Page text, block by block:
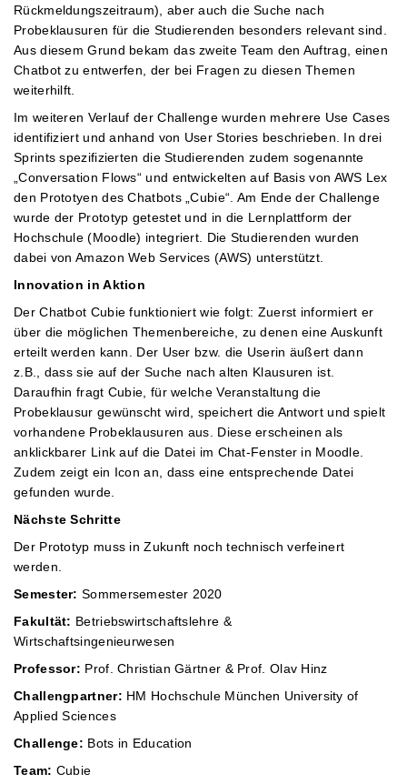
Rückmeldungszeitraum), aber auch die Suche nach
Probeklausuren für die Studierenden besonders relevant sind.
Aus diesem Grund bekam das zweite Team den Auftrag, einen
Chatbot zu entwerfen, der bei Fragen zu diesen Themen
weiterhilft.
Im weiteren Verlauf der Challenge wurden mehrere Use Cases
identifiziert und anhand von User Stories beschrieben. In drei
Sprints spezifizierten die Studierenden zudem sogenannte
„Conversation Flows“ und entwickelten auf Basis von AWS Lex
den Prototyen des Chatbots „Cubie“. Am Ende der Challenge
wurde der Prototyp getestet und in die Lernplattform der
Hochschule (Moodle) integriert. Die Studierenden wurden
dabei von Amazon Web Services (AWS) unterstützt.
Innovation in Aktion
Der Chatbot Cubie funktioniert wie folgt: Zuerst informiert er
über die möglichen Themenbereiche, zu denen eine Auskunft
erteilt werden kann. Der User bzw. die Userin äußert dann
z.B., dass sie auf der Suche nach alten Klausuren ist.
Daraufhin fragt Cubie, für welche Veranstaltung die
Probeklausur gewünscht wird, speichert die Antwort und spielt
vorhandene Probeklausuren aus. Diese erscheinen als
anklickbarer Link auf die Datei im Chat-Fenster in Moodle.
Zudem zeigt ein Icon an, dass eine entsprechende Datei
gefunden wurde.
Nächste Schritte
Der Prototyp muss in Zukunft noch technisch verfeinert
werden.
Semester: Sommersemester 2020
Fakultät: Betriebswirtschaftslehre &
Wirtschaftsingenieurwesen
Professor: Prof. Christian Gärtner & Prof. Olav Hinz
Challengpartner: HM Hochschule München University of
Applied Sciences
Challenge: Bots in Education
Team: Cubie